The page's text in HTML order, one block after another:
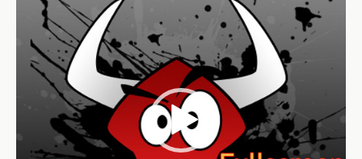
Video-
Player